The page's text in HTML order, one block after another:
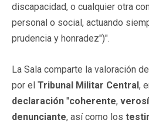
discapacidad, o cualquier otra
personal o social, actuando
prudencia y honradez")".
La Sala comparte la valoración
por el Tribunal Militar Central,
declaración "coherente,
denunciante, así como los